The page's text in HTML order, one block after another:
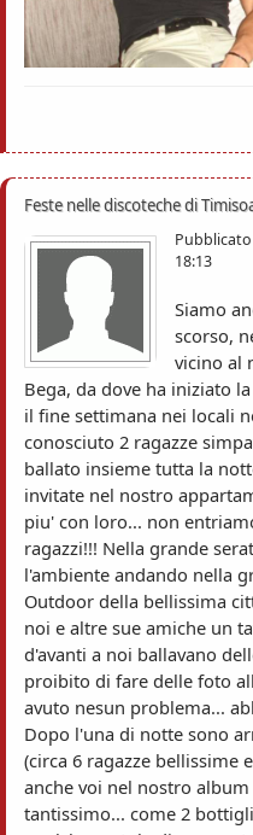
Feste nelle discoteche di
18:13
Siamo
scorso,
vicino al
Bega, da dove ha iniziato
il fine settimana nei locali
conosciuto 2 ragazze
ballato insieme tutta la
invitate nel nostro
piu' con loro... non
ragazzi!!! Nella grande
l'ambiente andando nella
Outdoor della bellissima
noi e altre sue amiche un
d'avanti a noi ballavano
proibito di fare delle foto
avuto nesun problema...
Dopo l'una di notte sono
(circa 6 ragazze bellissime
anche voi nel nostro
tantissimo... come 2